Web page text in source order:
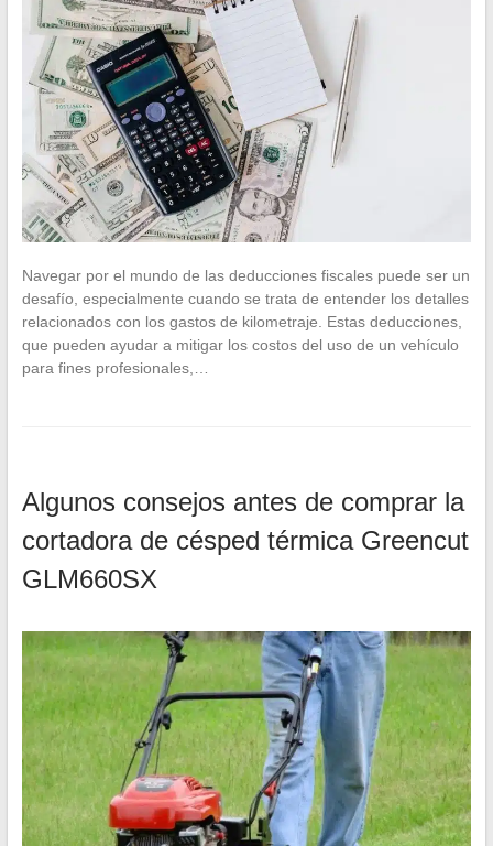
Navegar por el mundo de las deducciones fiscales puede ser un
desafío, especialmente cuando se trata de entender los detalles
relacionados con los gastos de kilometraje. Estas deducciones,
que pueden ayudar a mitigar los costos del uso de un vehículo
para fines profesionales,…
Algunos consejos antes de comprar la
cortadora de césped térmica Greencut
GLM660SX